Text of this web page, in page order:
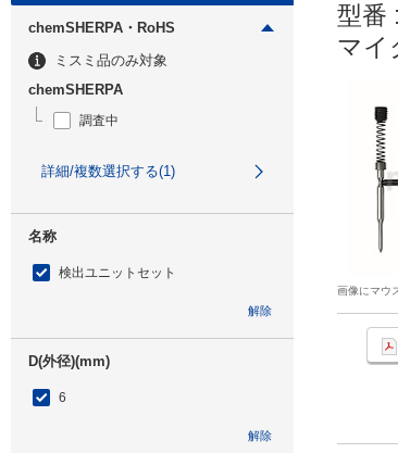
chemSHERPA・RoHS
ミスミ品のみ対象
chemSHERPA
調査中
詳細/複数選択する(1)
名称
検出ユニットセット
解除
D(外径)(mm)
6
解除
型番
マイ
画像にマウ